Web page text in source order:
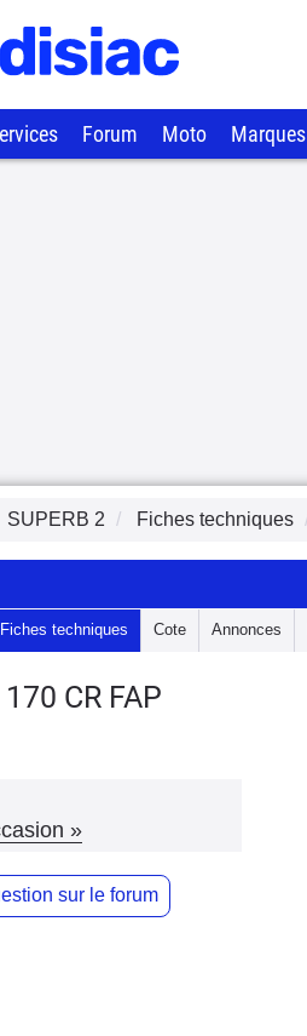
Forum Moto Marques
SUPERB 2 Fiches techniques
Fiches techniques Cote Annonces
CR FAP
»
sur le forum